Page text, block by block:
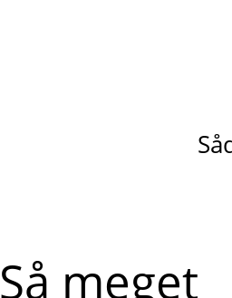
Så meget